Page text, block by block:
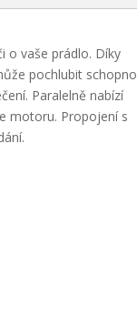
o vaše prádlo. Díky
pochlubit
Paralelně nabízí
motoru. Propojení s